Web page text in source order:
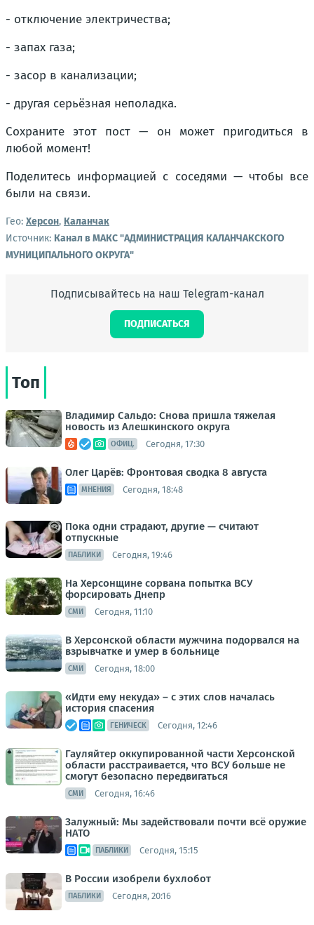
- отключение электричества;
- запах газа;
- засор в канализации;
- другая серьёзная неполадка.
Сохраните этот пост — он может пригодиться в
любой момент!
Поделитесь информацией с соседями — чтобы все
были на связи.
Гео: Херсон, Каланчак
Источник: Канал в МАКС "АДМИНИСТРАЦИЯ КАЛАНЧАКСКОГО
МУНИЦИПАЛЬНОГО ОКРУГА"
Подписывайтесь на наш Telegram-канал
ПОДПИСАТЬСЯ
Топ
Владимир Сальдо: Снова пришла тяжелая
новость из Алешкинского округа
ОФИЦ. Сегодня, 17:30
Олег Царёв: Фронтовая сводка 8 августа
МНЕНИЯ Сегодня, 18:48
Пока одни страдают, другие — считают
отпускные
ПАБЛИКИ Сегодня, 19:46
На Херсонщине сорвана попытка ВСУ
форсировать Днепр
СМИ Сегодня, 11:10
В Херсонской области мужчина подорвался на
взрывчатке и умер в больнице
СМИ Сегодня, 18:00
«Идти ему некуда» – с этих слов началась
история спасения
ГЕНИЧЕСК Сегодня, 12:46
Гауляйтер оккупированной части Херсонской
области расстраивается, что ВСУ больше не
смогут безопасно передвигаться
СМИ Сегодня, 16:46
Залужный: Мы задействовали почти всё оружие
НАТО
ПАБЛИКИ Сегодня, 15:15
В России изобрели бухлобот
ПАБЛИКИ Сегодня, 20:16